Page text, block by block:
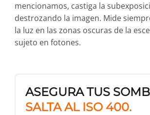
mencionamos, castiga la
destrozando la imagen. Mide
la luz en las zonas oscuras de la
sujeto en fotones.
ASEGURA TUS
SALTA AL ISO 400.